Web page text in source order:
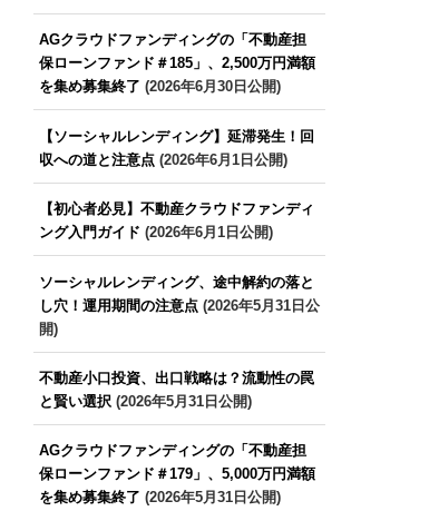
AGクラウドファンディングの「不動産担
保ローンファンド＃185」、2,500万円満額
を集め募集終了 (2026年6月30日公開)
【ソーシャルレンディング】延滞発生！回
収への道と注意点(2026年6月1日公開)
【初心者必見】不動産クラウドファンディ
ング入門ガイド (2026年6月1日公開)
ソーシャルレンディング、途中解約の落と
し穴！運用期間の注意点(2026年5月31日公
開)
不動産小口投資、出口戦略は？流動性の罠
と賢い選択(2026年5月31日公開)
AGクラウドファンディングの「不動産担
保ローンファンド＃179」、5,000万円満額
を集め募集終了 (2026年5月31日公開)